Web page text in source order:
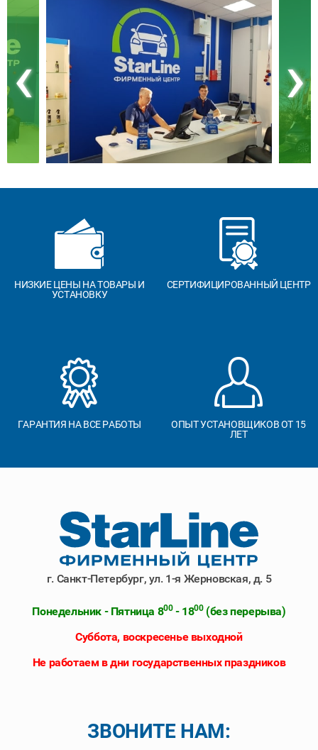
‹ ›
НИЗКИЕ ЦЕНЫ НА ТОВАРЫ И
УСТАНОВКУ
СЕРТИФИЦИРОВАННЫЙ ЦЕНТР
ГАРАНТИЯ НА ВСЕ РАБОТЫ
ОПЫТ УСТАНОВЩИКОВ ОТ 15
ЛЕТ
г. Санкт-Петербург, ул. 1-я Жерновская, д. 5
Понедельник - Пятница 800- 1800(без перерыва)
Суббота, воскресенье выходной
Не работаем в дни государственных праздников
ЗВОНИТЕ НАМ: